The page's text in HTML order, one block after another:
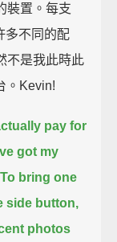
裝置。每支
多不同的配
不是我此時此
。Kevin!
pay for
got my
To bring one
side button,
photos